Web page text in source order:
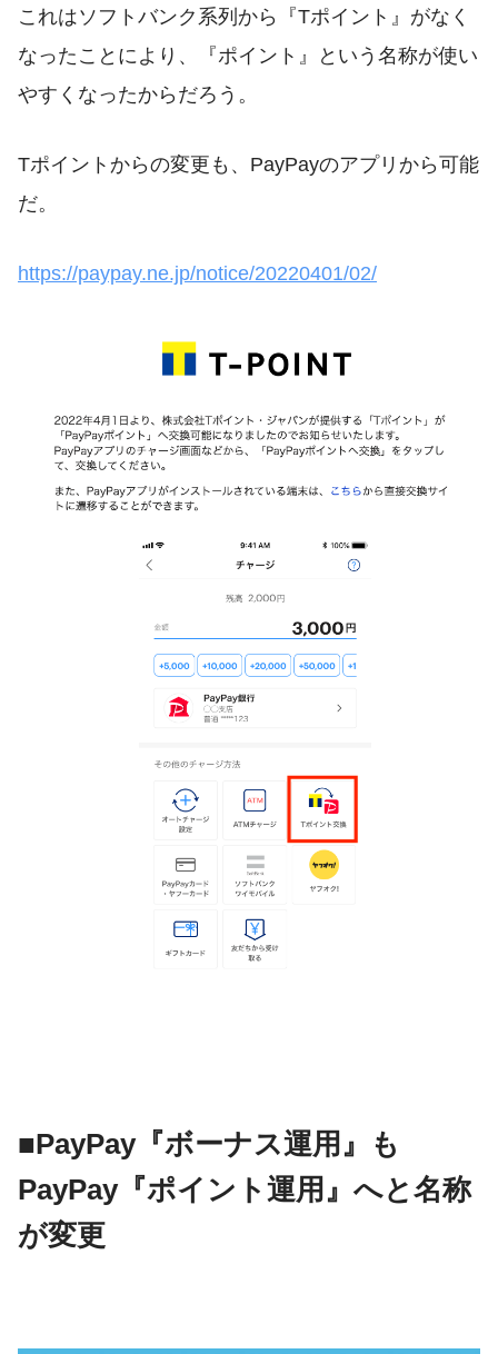
これはソフトバンク系列から『Tポイント』がなく
なったことにより、『ポイント』という名称が使い
やすくなったからだろう。
Tポイントからの変更も、PayPayのアプリから可能
だ。
https://paypay.ne.jp/notice/20220401/02/
■PayPay『ボーナス運用』も
PayPay『ポイント運用』へと名称
が変更